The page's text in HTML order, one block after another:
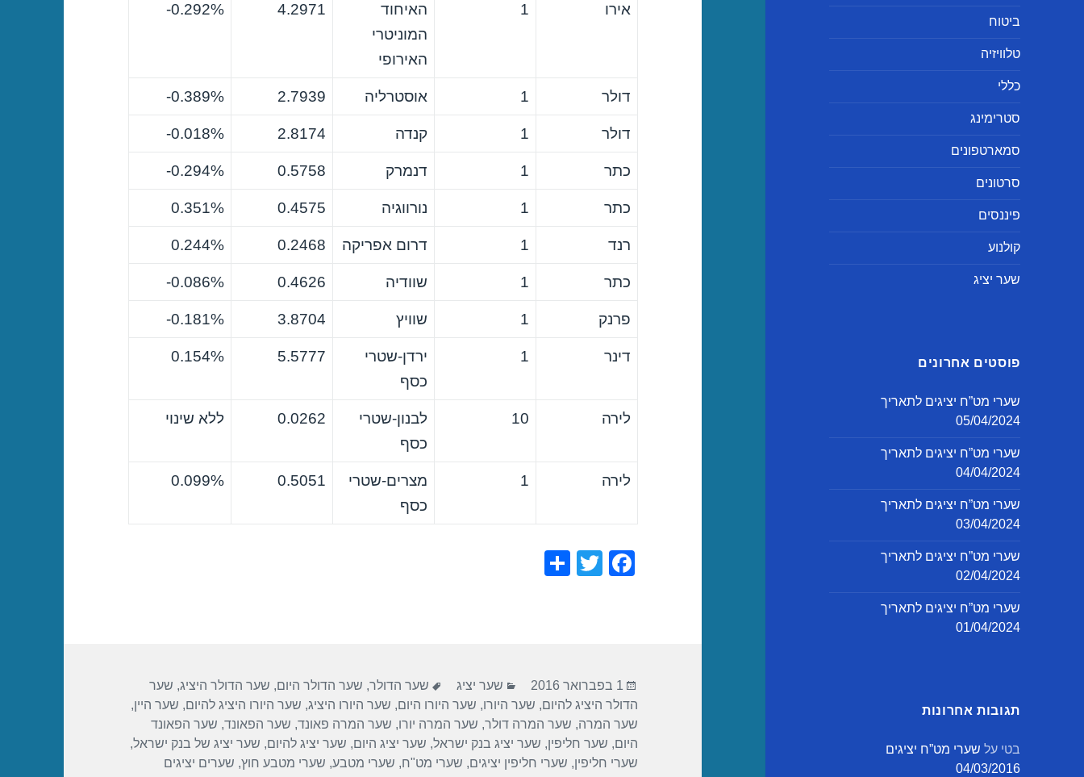
ביטוח
טלוויזיה
כללי
סטרימינג
סמארטפונים
סרטונים
פיננסים
קולנוע
שער יציג
פוסטים אחרונים
שערי מט”ח יציגים לתאריך
05/04/2024
שערי מט”ח יציגים לתאריך
04/04/2024
שערי מט”ח יציגים לתאריך
03/04/2024
שערי מט”ח יציגים לתאריך
02/04/2024
שערי מט”ח יציגים לתאריך
01/04/2024
תגובות אחרונות
בטי על שערי מט”ח יציגים
04/03/2016
אירו 1
האיחוד
המוניטרי
האירופי
4.2971
0.292%-
דולר 1 אוסטרליה 2.7939
0.389%-
דולר 1 קנדה 2.8174
0.018%-
כתר 1 דנמרק 0.5758
0.294%-
כתר 1 נורווגיה 0.4575
0.351%
רנד 1 דרום אפריקה 0.2468
0.244%
כתר 1 שוודיה 0.4626
0.086%-
פרנק 1 שוויץ 3.8704
0.181%-
דינר 1
ירדן-שטרי
כסף
5.5777
0.154%
לירה 10
לבנון-שטרי
כסף
0.0262 ללא שינוי
לירה 1
מצרים-שטרי
כסף
0.5051
0.099%
F
o
o
k
T
פורסם
בתאריך
1 בפברואר 2016 קטגוריות
שער יציג תגיות
שער הדולר, שער הדולר היום, שער הדולר היציג, שער
הדולר היציג להיום, שער היורו, שער היורו היום, שער היורו היציג, שער היורו היציג להיום, שער היין,
שער המרה, שער המרה דולר, שער המרה יורו, שער המרה פאונד, שער הפאונד, שער הפאונד
היום, שער חליפין, שער יציג בנק ישראל, שער יציג היום, שער יציג להיום, שער יציג של בנק ישראל,
שערי חליפין, שערי חליפין יציגים, שערי מט"ח, שערי מטבע, שערי מטבע חוץ, שערים יציגים